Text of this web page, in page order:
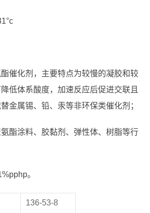
催化剂，主要特点为较慢的凝胶和较
低体系酸度，加速反应后促进交联且
金属锡、铅、汞等非环保类催化剂；
酯涂料、胶黏剂、弹性体、树脂等行
。
136-53-8